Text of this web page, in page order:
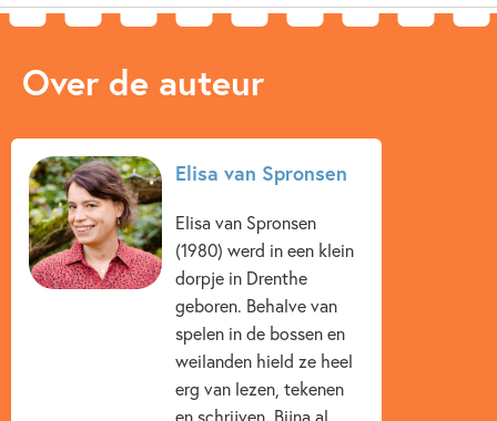
Prijs:
99
Uitgever: Ploegsma
Kenmerken van e-book
12+ jaar 9 – 12 jaar
Feiten & weetjes
Meidenboeken
Elisa van Spronsen
Over de auteur
Elisa van Spronsen
Elisa van Spronsen
(1980) werd in een klein
dorpje in Drenthe
geboren. Behalve van
spelen in de bossen en
weilanden hield ze heel
erg van lezen, tekenen